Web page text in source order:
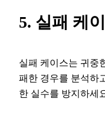
5. 실패 케
실패 케이스는 귀중
패한 경우를 분석하
한 실수를 방지하세